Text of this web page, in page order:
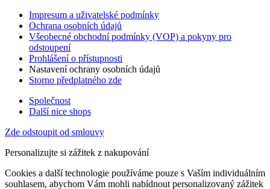
Impresum a uživatelské podmínky
Ochrana osobních údajů
Všeobecné obchodní podmínky (VOP) a pokyny pro
odstoupení
Prohlášení o přístupnosti
Nastavení ochrany osobních údajů
Storno předplatného zde
Společnost
Další nice shops
Zde odstoupit od smlouvy
Personalizujte si zážitek z nakupování
Cookies a další technologie používáme pouze s Vaším individuálním
souhlasem, abychom Vám mohli nabídnout personalizovaný zážitek